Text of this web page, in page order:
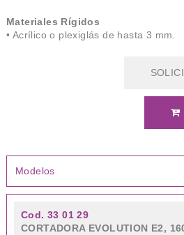
Materiales Rígidos
• Acrílico o plexiglás de hasta 3 mm.
Modelos
Cod. 33 01 29
CORTADORA EVOLUTION E2,